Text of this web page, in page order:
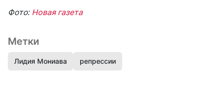
Фото: Новая газета
Метки
Лидия Мониава репрессии